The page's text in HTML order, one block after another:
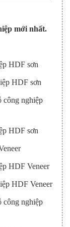
mới nhất.
HDF sơn
HDF sơn
công nghiệp
HDF sơn
HDF Veneer
HDF Veneer
công nghiệp